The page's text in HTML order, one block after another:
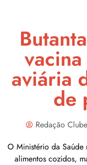
aviária
de
Redação
O Ministério da
alimentos cozidos,